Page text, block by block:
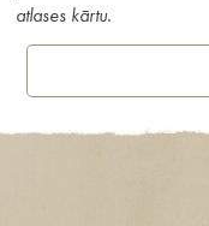
atlases kārtu.